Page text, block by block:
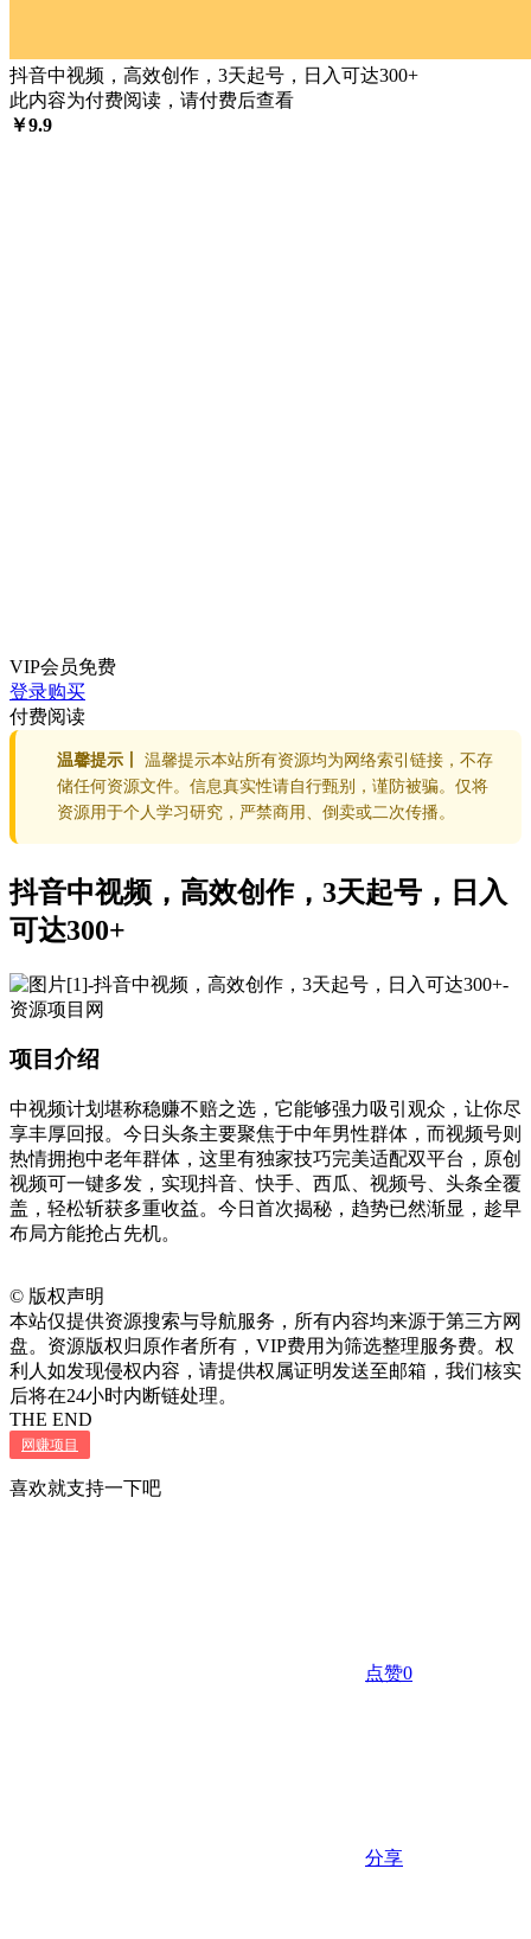
抖音中视频，高效创作，3天起号，日入可达300+
此内容为付费阅读，请付费后查看
￥9.9
VIP会员免费
登录购买
付费阅读
温馨提示丨
温馨提示本站所有资源均为网络索引链接，不存
储任何资源文件。信息真实性请自行甄别，谨防被骗。仅将
资源用于个人学习研究，严禁商用、倒卖或二次传播。
抖音中视频，高效创作，3天起号，日入
可达300+
项目介绍
中视频计划堪称稳赚不赔之选，它能够强力吸引观众，让你尽
享丰厚回报。今日头条主要聚焦于中年男性群体，而视频号则
热情拥抱中老年群体，这里有独家技巧完美适配双平台，原创
视频可一键多发，实现抖音、快手、西瓜、视频号、头条全覆
盖，轻松斩获多重收益。今日首次揭秘，趋势已然渐显，趁早
布局方能抢占先机。
© 版权声明
本站仅提供资源搜索与导航服务，所有内容均来源于第三方网
盘。资源版权归原作者所有，VIP费用为筛选整理服务费。权
利人如发现侵权内容，请提供权属证明发送至邮箱，我们核实
后将在24小时内断链处理。
THE END
网赚项目
喜欢就支持一下吧
点赞0
分享